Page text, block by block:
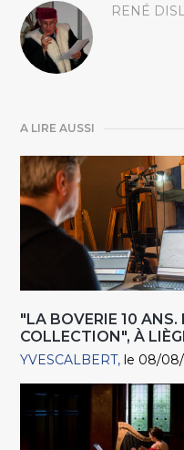
RENÉ
A LIRE AUSSI
"LA BOVERIE 10 ANS.
COLLECTION", À
YVESCALBERT le 08/